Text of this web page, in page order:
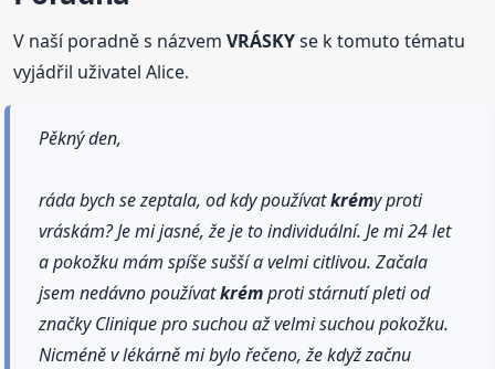
V naší poradně s názvemVRÁSKYse k tomuto tématu
vyjádřil uživatel Alice.
Pěkný den,
ráda bych se zeptala, od kdy používatkrémy proti
vráskám? Je mi jasné, že je to individuální. Je mi 24 let
a pokožku mám spíše sušší a velmi citlivou. Začala
jsem nedávno používatkrémproti stárnutí pleti od
značky Clinique pro suchou až velmi suchou pokožku.
Nicméně v lékárně mi bylo řečeno, že když začnu